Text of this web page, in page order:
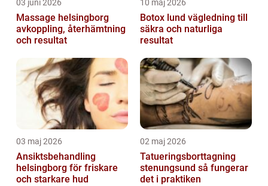
03 juni 2026
Massage helsingborg
avkoppling, återhämtning
och resultat
10 maj 2026
Botox lund vägledning till
säkra och naturliga
resultat
03 maj 2026
Ansiktsbehandling
helsingborg för friskare
och starkare hud
02 maj 2026
Tatueringsborttagning
stenungsund så fungerar
det i praktiken